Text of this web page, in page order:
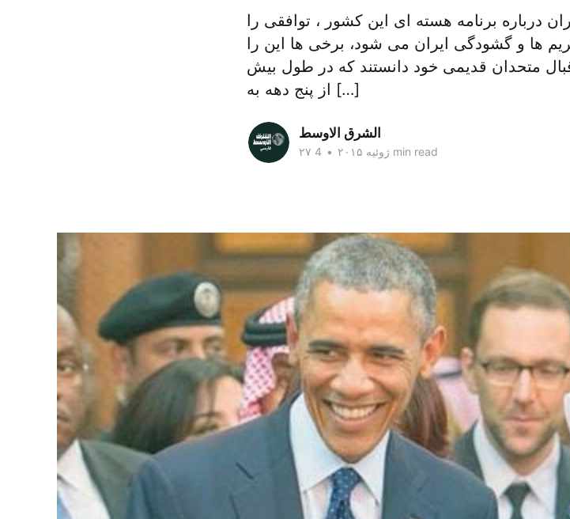
درباره برنامه هسته ای این کشور ، توافقی را
ها و گشودگی ایران می شود، برخی ها این را
متحدان قدیمی خود دانستند که در طول بیش
از پنج دهه به […]
الشرق الاوسط
۲۷ ژوئیه ۲۰۱۵ • 4 min read